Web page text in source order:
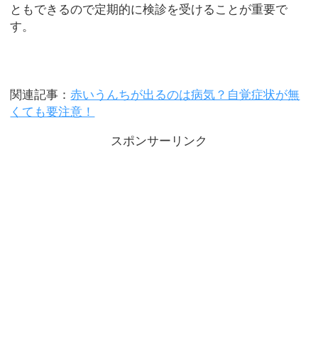
ともできるので定期的に検診を受けることが重要で
す。
関連記事：赤いうんちが出るのは病気？自覚症状が無
くても要注意！
スポンサーリンク